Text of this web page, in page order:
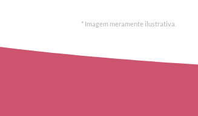
* Imagem meramente ilustrativa.